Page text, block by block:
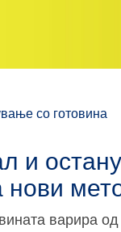
со готовина
и
нови
варира